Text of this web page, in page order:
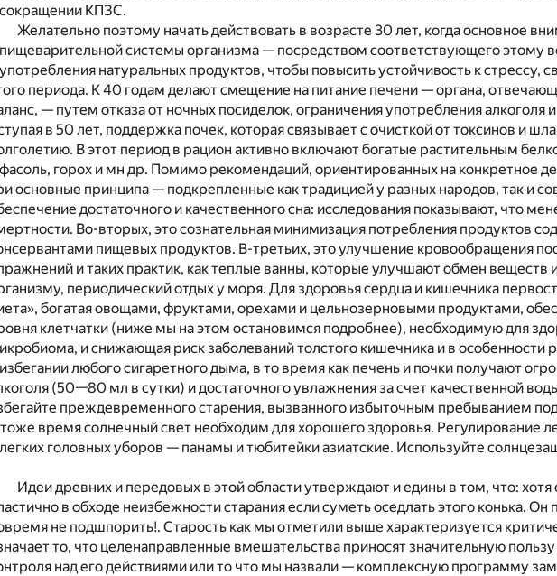
КПЗС.
Желательно поэтому начать действовать в возрасте 30 лет, когда основное
системы организма — посредством соответствующего этому
натуральных продуктов, чтобы повысить устойчивость к
периода. К 40 годам делают смещение на питание печени — органа,
— путем отказа от ночных посиделок, ограничения употребления алкоголя
в 50 лет, поддержка почек, которая связывает с очисткой от токсинов и
В этот период в рацион активно включают богатые растительным
горох и мн др. Помимо рекомендаций, ориентированных на конкретное
основные принципа — подкрепленные как традицией у разных народов, так и
достаточного и качественного сна: исследования показывают, что
Во-вторых, это сознательная минимизация потребления продуктов
пищевых продуктов. В-третьих, это улучшение кровообращения
и таких практик, как теплые ванны, которые улучшают обмен веществ
периодический отдых у моря. Для здоровья сердца и кишечника
богатая овощами, фруктами, орехами и цельнозерновыми продуктами,
клетчатки (ниже мы на этом остановимся подробнее), необходимую для
и снижающая риск заболеваний толстого кишечника и в особенности
любого сигаретного дыма, в то время как печень и почки получают
(50—80 мл в сутки) и достаточного увлажнения за счет качественной
преждевременного старения, вызванного избыточным пребыванием
время солнечный свет необходим для хорошего здоровья. Регулирование
головных уборов — панамы и тюбитейки азиатские. Используйте
Идеи древних и передовых в этой области утверждают и едины в том, что:
в обходе неизбежности старания если суметь оседлать этого конька.
не подшпорить!. Старость как мы отметили выше характеризуется
то, что целенаправленные вмешательства приносят значительную
над его действиями или то что мы назвали — комплексную программу